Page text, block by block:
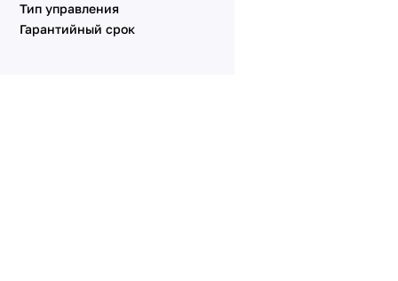
Тип управления
Гарантийный срок